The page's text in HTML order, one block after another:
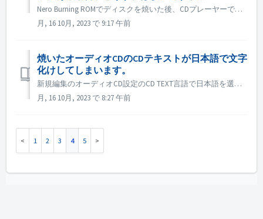
Nero Burning ROMでディスクを焼いた後、CDプレーヤーで再生できない場合は、Windowsのエクスプローラでディスクを開いてファイルを確認してください。 すべてのファイルが , 「 ディスク上のファイル」ではなく、「ディスクに書き込む準備ができたファイル」セクションにある場合は、次のことを意...
月, 16 10月, 2023 で 9:17 午前
焼いたオーディオCDのCDテキストが日本語で文字
化けしてしまいます。
新規編集のオーディオCD設定のCD TEXT言語で日本語を選択する。 Windows の Unicode以外の設定が日本語の場合、地域設定を開き、オプション「ベータ」をチェックします： "世界中の言語サポートにUnicode UTF-8を使用する "をチェックしてください。
月, 16 10月, 2023 で 8:27 午前
1 2 3 4 5